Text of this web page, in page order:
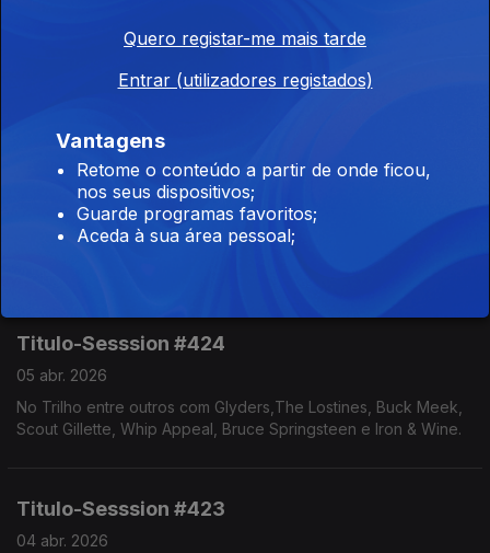
No Trilho entre outros com Big Thief, Buck Meek, Jeff
Sesssion #425
11 abr. 2026
No Trilho entre outros com The Delines, Iron & Wine, Folk Bitch
Titulo-Sesssion #424
05 abr. 2026
No Trilho entre outros com Glyders,The Lostines, Buck Meek,
Scout Gillette, Whip Appeal, Bruce Springsteen e Iron & Wine.
Titulo-Sesssion #423
04 abr. 2026
Quero registar-me mais tarde
Entrar (utilizadores registados)
Vantagens
Retome o conteúdo a partir de onde ficou,
nos seus dispositivos;
Guarde programas favoritos;
Aceda à sua área pessoal;